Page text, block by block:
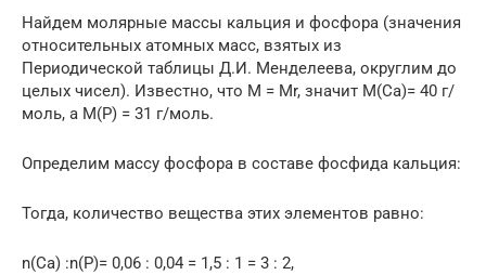
Найдем молярные массы кальция и фосфора (значения
относительных атомных масс, взятых из
Периодической таблицы Д.И. Менделеева, округлим до
целых чисел). Известно, что M = Mr, значит M(Ca)= 40 г/
моль, а М(P) = 31 г/моль.
Определим массу фосфора в составе фосфида кальция:
Тогда, количество вещества этих элементов равно:
n(Ca) :n(P)= 0,06 : 0,04 = 1,5 : 1 = 3 : 2,